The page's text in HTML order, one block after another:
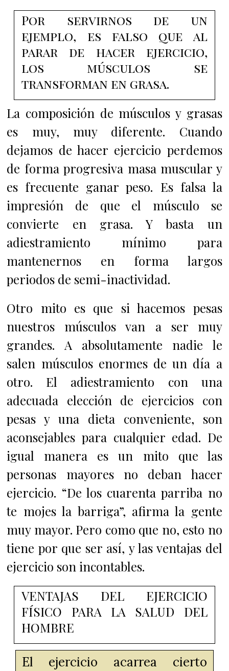
Por servirnos de un
ejemplo, es falso que al
parar de hacer ejercicio,
los músculos se
transforman en grasa.
La composición de músculos y grasas
es muy, muy diferente. Cuando
dejamos de hacer ejercicio perdemos
de forma progresiva masa muscular y
es frecuente ganar peso. Es falsa la
impresión de que el músculo se
convierte en grasa. Y basta un
adiestramiento mínimo para
mantenernos en forma largos
periodos de semi-inactividad.
Otro mito es que si hacemos pesas
nuestros músculos van a ser muy
grandes. A absolutamente nadie le
salen músculos enormes de un día a
otro. El adiestramiento con una
adecuada elección de ejercicios con
pesas y una dieta conveniente, son
aconsejables para cualquier edad. De
igual manera es un mito que las
personas mayores no deban hacer
ejercicio. “De los cuarenta parriba no
te mojes la barriga”, afirma la gente
muy mayor. Pero como que no, esto no
tiene por que ser así, y las ventajas del
ejercicio son incontables.
VENTAJAS DEL EJERCICIO
FÍSICO PARA LA SALUD DEL
HOMBRE
El ejercicio acarrea cierto